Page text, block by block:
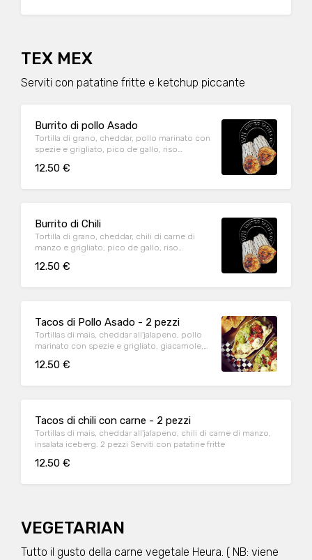
TEX MEX
Serviti con patatine fritte e ketchup piccante
Burrito di pollo Asado
Tortilla di grano, cheddar, pollo marinato con
spezie e grigliato, pico de gallo, riso
12.50 €
Burrito di Chili
Tortilla di grano, cheddar, chili di carne di
manzo e grigliato, pico de gallo, riso
12.50 €
Tacos di Pollo Asado - 2 pezzi
Tortillas di mais, cheddar all'jalapeno, pollo
marinato con spezie e grigliato, giacamole,
Hamericva's. 2 pezzi Serviti con patatine fritte
12.50 €
Tacos di chili con carne - 2 pezzi
Tortillas di mais, cheddar all'jalapeno, chili di carne di manzo,
insalata iceberg. 2 pezzi Serviti con patatine fritte
12.50 €
VEGETARIAN
Tutto il gusto della carne vegetale Heura. ( NB: viene